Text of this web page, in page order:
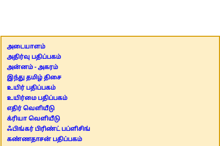
அடையாளம்
அதிர்வு பதிப்பகம்
அன்னம் - அகரம்
இந்து தமிழ் திசை
உயிர் பதிப்பகம்
உயிர்மை பதிப்பகம்
எதிர் வெளியீடு
க்ரியா வெளியீடு
ஃபிங்கர் பிரிண்ட் பப்ளிசிங்
கண்ணதாசன் பதிப்பகம்